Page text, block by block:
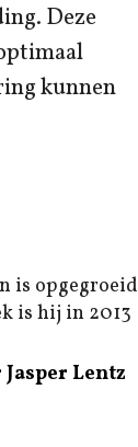
Deze
kunnen
is opgegroeid
is hij in 2013
Lentz